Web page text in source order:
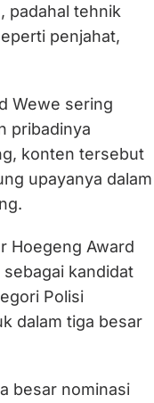
padahal tehnik
penjahat,
Wewe sering
pribadinya
konten tersebut
upayanya dalam
Hoegeng Award
kandidat
Polisi
dalam tiga besar
besar nominasi